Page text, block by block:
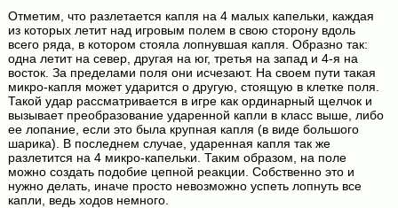
Отметим, что разлетается капля на 4 малых капельки, каждая
из которых летит над игровым полем в свою сторону вдоль
всего ряда, в котором стояла лопнувшая капля. Образно так:
одна летит на север, другая на юг, третья на запад и 4-я на
восток. За пределами поля они исчезают. На своем пути такая
микро-капля может ударится о другую, стоящую в клетке поля.
Такой удар рассматривается в игре как ординарный щелчок и
вызывает преобразование ударенной капли в класс выше, либо
ее лопание, если это была крупная капля (в виде большого
шарика). В последнем случае, ударенная капля так же
разлетится на 4 микро-капельки. Таким образом, на поле
можно создать подобие цепной реакции. Собственно это и
нужно делать, иначе просто невозможно успеть лопнуть все
капли, ведь ходов немного.